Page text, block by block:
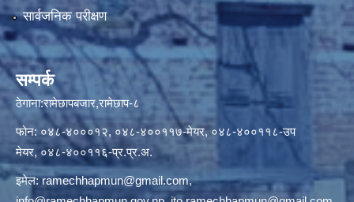
सार्वजनिक परीक्षण
सम्पर्क
ठेगाना:रामेछापबजार,रामेछाप-८
फोन: ०४८-४०००१२, ०४८-४००११७-मेयर, ०४८-४००११८-उप
मेयर, ०४८-४००११६-प्र.प्र.अ.
इमेल:ramechhapmun@gmail.com,